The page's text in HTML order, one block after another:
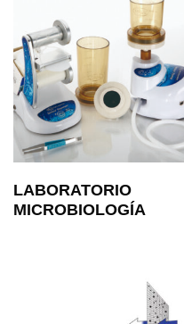
LABORATORIO
MICROBIOLOGÍA